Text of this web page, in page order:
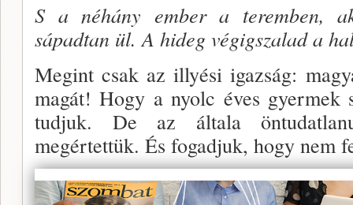
S a néhány ember a teremben,
sápadtan ül. A hi­deg végigszalad a
Megint csak az illyési igazság:
magát! Hogy a nyolc éves
tudjuk. De az általa
megértettük. És fogadjuk, hogy nem